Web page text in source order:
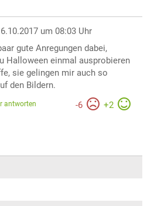
um 08:03 Uhr
gute Anregungen dabei,
Halloween einmal ausprobieren
sie gelingen mir auch so
den Bildern.
-6 +2
antworten